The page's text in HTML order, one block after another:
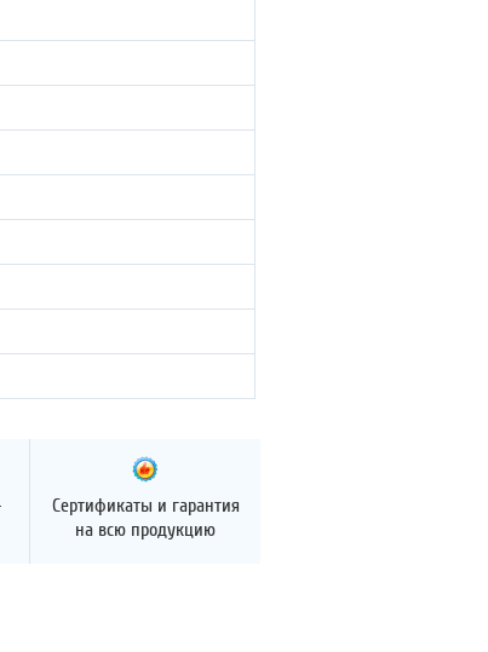
Сертификаты и гарантия
на всю продукцию